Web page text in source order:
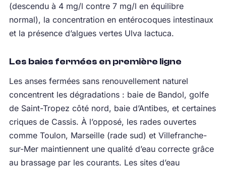
(descendu à 4 mg/l contre 7 mg/l en équilibre
normal), la concentration en entérocoques intestinaux
et la présence d’algues vertes Ulva lactuca.
Les baies fermées en première ligne
Les anses fermées sans renouvellement naturel
concentrent les dégradations : baie de Bandol, golfe
de Saint-Tropez côté nord, baie d’Antibes, et certaines
criques de Cassis. À l’opposé, les rades ouvertes
comme Toulon, Marseille (rade sud) et Villefranche-
sur-Mer maintiennent une qualité d’eau correcte grâce
au brassage par les courants. Les sites d’eau